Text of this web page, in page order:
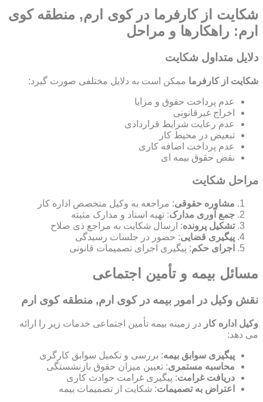
شکایت از کارفرما در کوی ارم, منطقه کوی
ارم: راهکارها و مراحل
دلایل متداول شکایت
شکایت از کارفرما ممکن است به دلایل مختلفی صورت گیرد:
عدم پرداخت حقوق و مزایا
اخراج غیرقانونی
عدم رعایت شرایط قراردادی
تبعیض در محیط کار
عدم پرداخت اضافه کاری
نقض حقوق بیمه ای
مراحل شکایت
مشاوره حقوقی: مراجعه به وکیل متخصص اداره کار
جمع آوری مدارک: تهیه اسناد و مدارک مثبته
تشکیل پرونده: ارسال شکایت به مراجع ذی صلاح
پیگیری قضایی: حضور در جلسات رسیدگی
اجرای حکم: پیگیری اجرای تصمیمات قانونی
مسائل بیمه و تأمین اجتماعی
نقش وکیل در امور بیمه در کوی ارم, منطقه کوی ارم
وکیل اداره کار در زمینه بیمه تأمین اجتماعی خدمات زیر را ارائه
می دهد:
پیگیری سوابق بیمه: بررسی و تکمیل سوابق کارگری
محاسبه مستمری: تعیین میزان حقوق بازنشستگی
دریافت غرامت: پیگیری غرامت حوادث کاری
اعتراض به تصمیمات: شکایت از تصمیمات بیمه